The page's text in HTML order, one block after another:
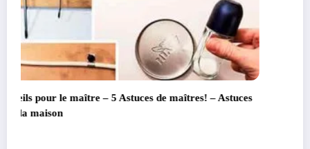
Comment fabriquer de puissantes Antennes –
BRICOLAGE ANTENNE TV